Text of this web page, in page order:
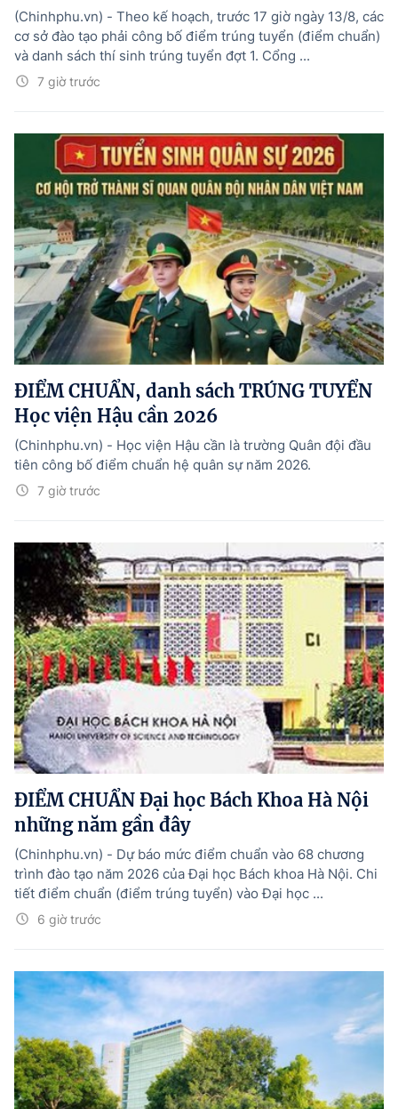
7 giờ trước
(Chinhphu.vn) - Theo kế hoạch, trước 17 giờ ngày 13/8, các
cơ sở đào tạo phải công bố điểm trúng tuyển (điểm chuẩn)
và danh sách thí sinh trúng tuyển đợt 1. Cổng ...
ĐIỂM CHUẨN, danh sách TRÚNG TUYỂN
Học viện Hậu cần 2026
7 giờ trước
(Chinhphu.vn) - Học viện Hậu cần là trường Quân đội đầu
tiên công bố điểm chuẩn hệ quân sự năm 2026.
ĐIỂM CHUẨN Đại học Bách Khoa Hà Nội
những năm gần đây
6 giờ trước
(Chinhphu.vn) - Dự báo mức điểm chuẩn vào 68 chương
trình đào tạo năm 2026 của Đại học Bách khoa Hà Nội. Chi
tiết điểm chuẩn (điểm trúng tuyển) vào Đại học ...